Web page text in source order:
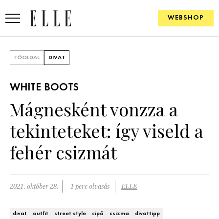
WEBSHOP
SZÉPSÉG
ÉLETMÓD
PÁRKAPCSOLAT
FŐOLDAL DIVAT
WHITE BOOTS
Mágnesként vonzza a
tekinteteket: így viseld a
fehér csizmát
2021. október 28. 1 perc olvasás ELLE
divat outfit street style cipő csizma divattipp